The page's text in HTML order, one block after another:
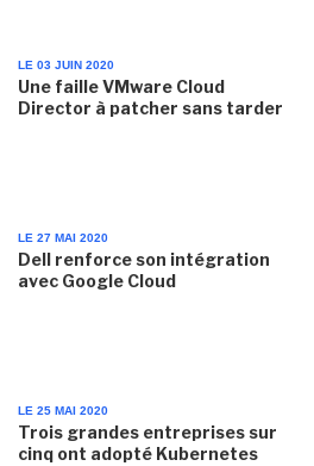
LE 03 JUIN 2020
Une faille VMware Cloud
Director à patcher sans tarder
LE 27 MAI 2020
Dell renforce son intégration
avec Google Cloud
LE 25 MAI 2020
Trois grandes entreprises sur
cinq ont adopté Kubernetes